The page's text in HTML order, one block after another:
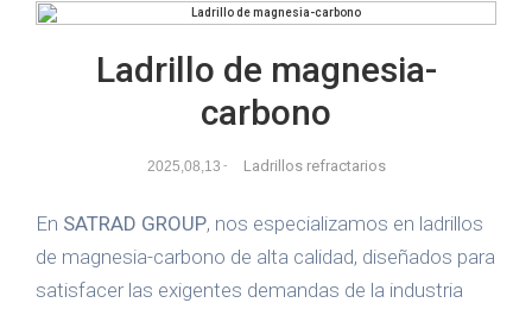
Ladrillo de magnesia-
carbono
2025,08,13 - Ladrillos refractarios
En SATRAD GROUP, nos especializamos en ladrillos
de magnesia-carbono de alta calidad, diseñados para
satisfacer las exigentes demandas de la industria